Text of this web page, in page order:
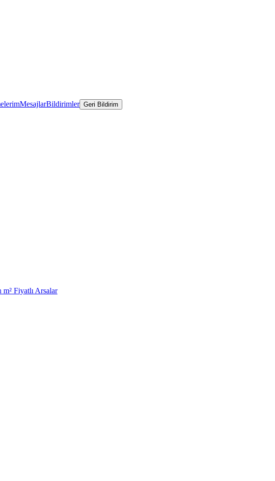
MesajlarBildirimler Geri Bildirim
m² Fiyatlı Arsalar